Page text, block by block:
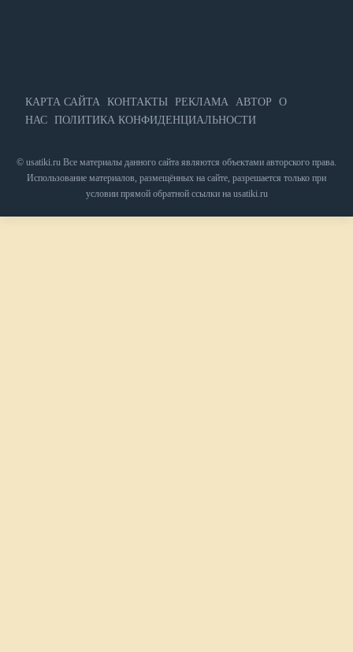
КАРТА САЙТА КОНТАКТЫ РЕКЛАМА АВТОР
О
НАС ПОЛИТИКА КОНФИДЕНЦИАЛЬНОСТИ
© usatiki.ru Все материалы данного сайта являются объектами авторского права.
Использование материалов, размещённых на сайте, разрешается только при
условии прямой обратной ссылки на usatiki.ru